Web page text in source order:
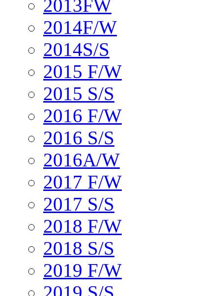
2013FW
2014F/W
2014S/S
2015 F/W
2015 S/S
2016 F/W
2016 S/S
2016A/W
2017 F/W
2017 S/S
2018 F/W
2018 S/S
2019 F/W